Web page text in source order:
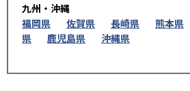
九州・沖縄
福岡県
佐賀県 長崎県 熊本県
県
鹿児島県 沖縄県